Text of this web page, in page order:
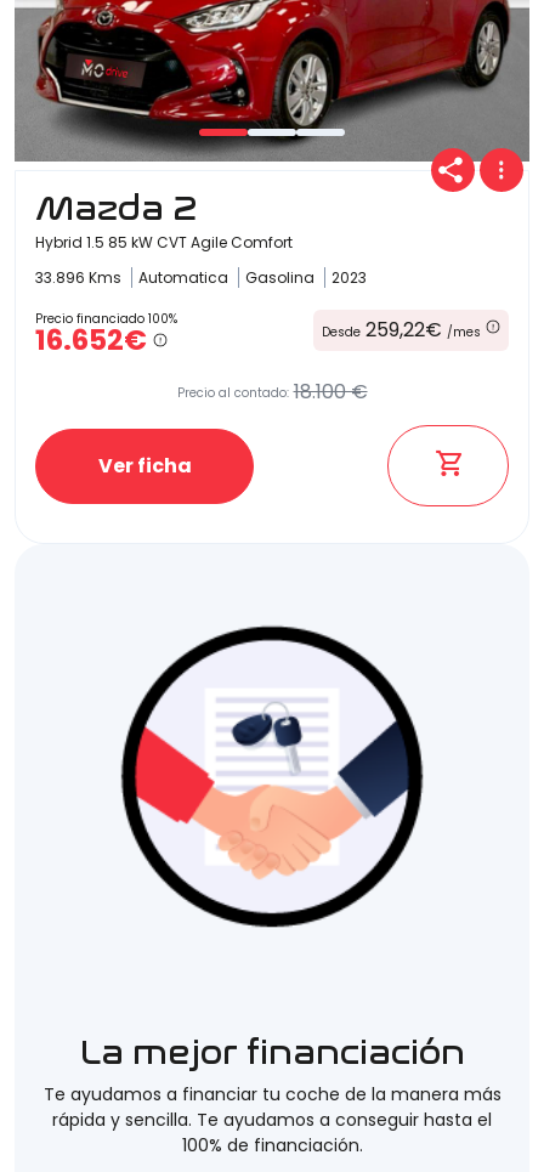
Mazda 2
Hybrid 1.5 85 kW CVT Agile Comfort
33.896 Kms
Automatica Gasolina 2023
Precio financiado 100%
16.652€ Desde 259,22€ /mes
Precio al contado: 18.100 €
Ver ficha
La mejor financiación
Te ayudamos a financiar tu coche de la manera más
rápida y sencilla. Te ayudamos a conseguir hasta el
100% de financiación.